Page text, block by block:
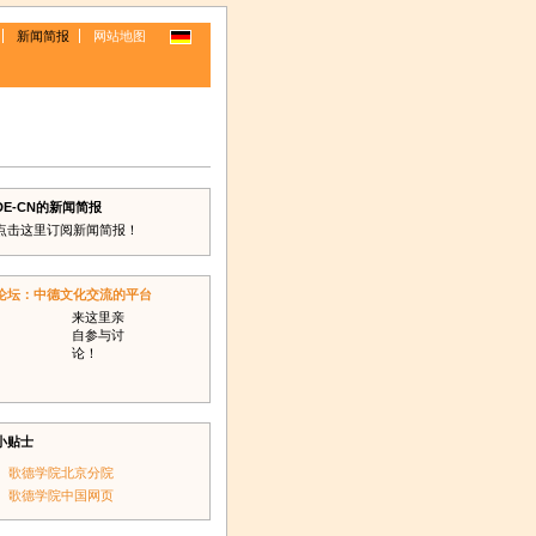
新闻简报 网站地图
CN的新闻简报
击这里订阅新闻简报！
坛：中德文化交流的平台
来这里亲
自参与讨
论！
贴士
歌德学院北京分院
歌德学院中国网页